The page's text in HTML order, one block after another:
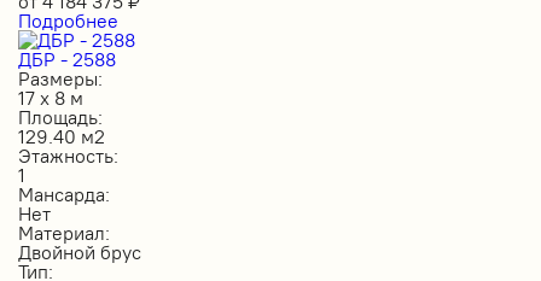
Подробнее
ДБР - 2588
Размеры:
17 х 8 м
Площадь:
129.40 м2
Этажность:
1
Мансарда:
Нет
Материал:
Двойной брус
Тип: